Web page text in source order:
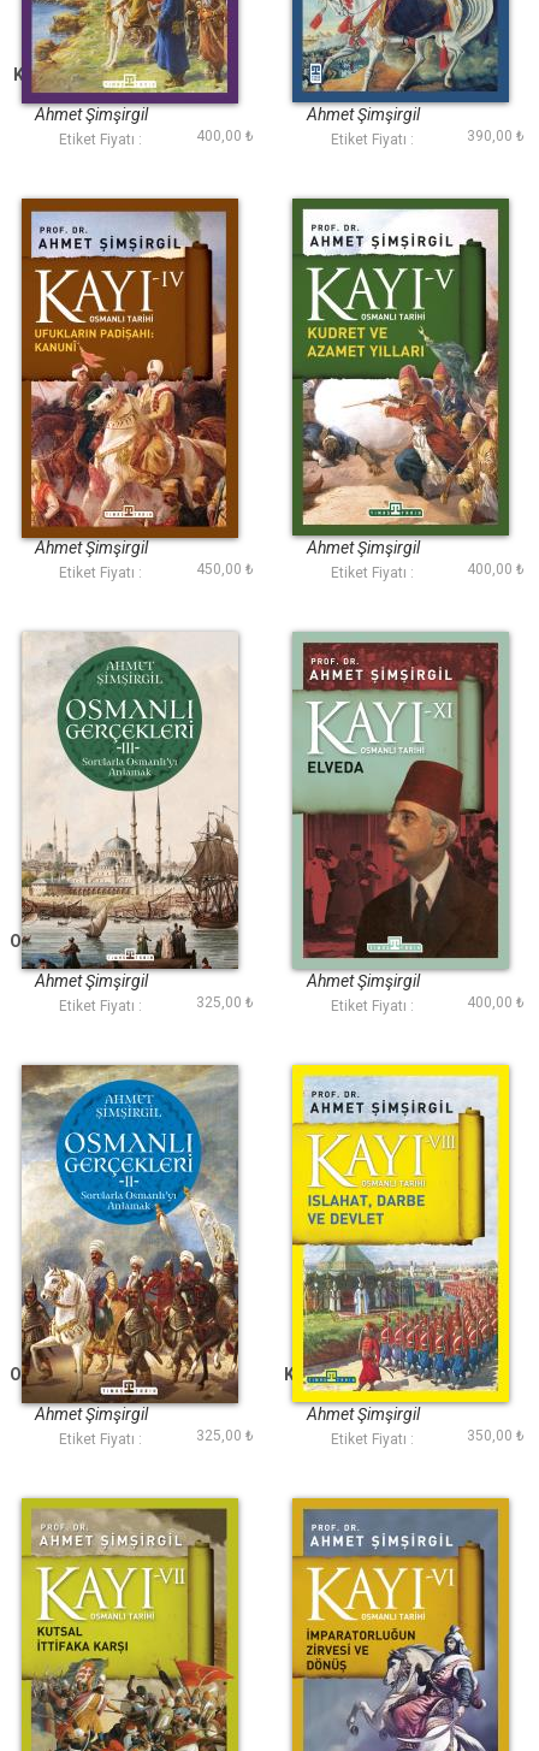
Kayı 2: Cihan Devleti
Fatih
Ahmet Şimşirgil
Etiket Fiyatı : 400,00 ₺
Kayı 3: Harameyn
Hizmetinde Yavuz
Ahmet Şimşirgil
Etiket Fiyatı : 390,00 ₺
Kayı 4: Ufukların
Padişahı Kanuni
Ahmet Şimşirgil
Etiket Fiyatı : 450,00 ₺
Kayı 5: Kudret ve
Azamet Yılları
Ahmet Şimşirgil
Etiket Fiyatı : 400,00 ₺
Osmanlı Gerçekleri 3
Ahmet Şimşirgil
Etiket Fiyatı : 325,00 ₺
Kayı 11: Elveda
Ahmet Şimşirgil
Etiket Fiyatı : 400,00 ₺
Osmanlı Gerçekleri 2
Ahmet Şimşirgil
Etiket Fiyatı : 325,00 ₺
Kayı 8: Islahat Darbe
ve Devlet
Ahmet Şimşirgil
Etiket Fiyatı : 350,00 ₺